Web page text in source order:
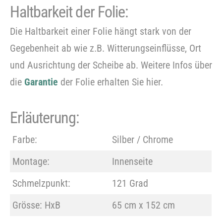
Grobzuschnitt zuschneiden.
Haltbarkeit der Folie:
Die Haltbarkeit einer Folie hängt stark von der
Gegebenheit ab wie z.B. Witterungseinflüsse, Ort
und Ausrichtung der Scheibe ab. Weitere Infos über
die Garantie der Folie erhalten Sie hier.
Erläuterung:
Farbe:
Silber / Chrome
Montage:
Innenseite
Schmelzpunkt:
121 Grad
Grösse: HxB
65 cm x 152 cm